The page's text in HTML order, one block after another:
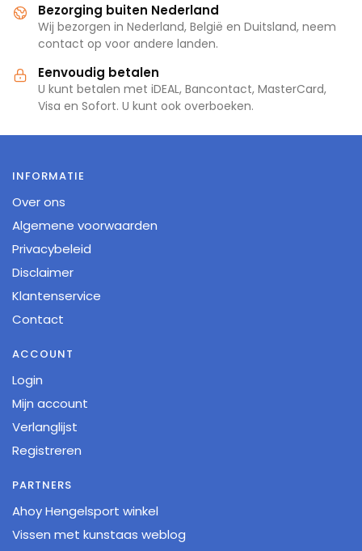
Bezorging buiten Nederland
Wij bezorgen in Nederland, België en Duitsland, neem
contact op voor andere landen.
Eenvoudig betalen
U kunt betalen met iDEAL, Bancontact, MasterCard,
Visa en Sofort. U kunt ook overboeken.
INFORMATIE
Over ons
Algemene voorwaarden
Privacybeleid
Disclaimer
Klantenservice
Contact
ACCOUNT
Login
Mijn account
Verlanglijst
Registreren
PARTNERS
Ahoy Hengelsport winkel
Vissen met kunstaas weblog